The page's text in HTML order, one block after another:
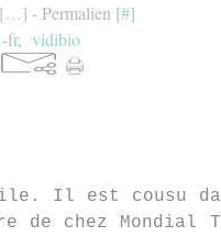
…] - Permalien [#]
fr, vidibio
Il est cousu da
de chez Mondial T